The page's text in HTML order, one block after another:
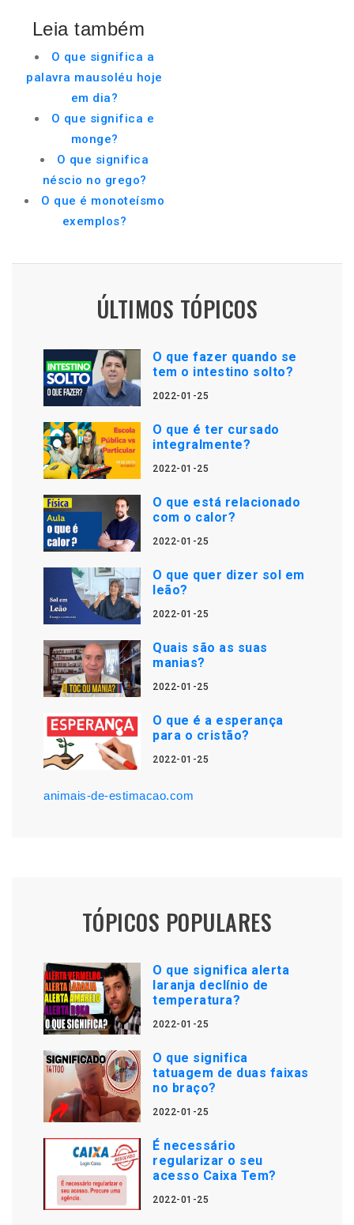
Leia também
O que significa a
palavra mausoléu hoje
em dia?
O que significa e
monge?
O que significa
néscio no grego?
O que é monoteísmo
exemplos?
ÚLTIMOS TÓPICOS
O que fazer quando se
tem o intestino solto?
2022-01-25
O que é ter cursado
integralmente?
2022-01-25
O que está relacionado
com o calor?
2022-01-25
O que quer dizer sol em
leão?
2022-01-25
Quais são as suas
manias?
2022-01-25
O que é a esperança
para o cristão?
2022-01-25
animais-de-estimacao.com
TÓPICOS POPULARES
O que significa alerta
laranja declínio de
temperatura?
2022-01-25
O que significa
tatuagem de duas faixas
no braço?
2022-01-25
É necessário
regularizar o seu
acesso Caixa Tem?
2022-01-25